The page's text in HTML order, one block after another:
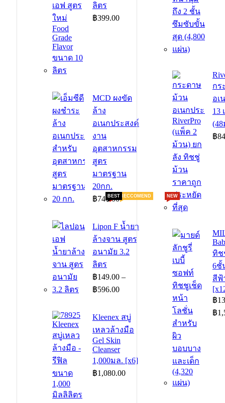
ลิตร
฿399.00
MCD ผงขัด
ล้าง
อเนกประสงค์
งาน
อุตสาหกรรม
สูตร
มาตรฐาน
20กก.
฿740.00
Lipon F น้ำยา
ล้างจาน สูตร
อนามัย 3.2
ลิตร
฿149.00 –
฿596.00Price
through
฿596.00
Kleenex สบู่
เหลวล้างมือ
Gel Skin
Cleanser
1,000มล. [x6]
฿1,080.00
กร
อเ
13
฿
ทิช
6ชั้
สีฟ้
฿
฿
HOT NEW
RECCOMEND
BEST